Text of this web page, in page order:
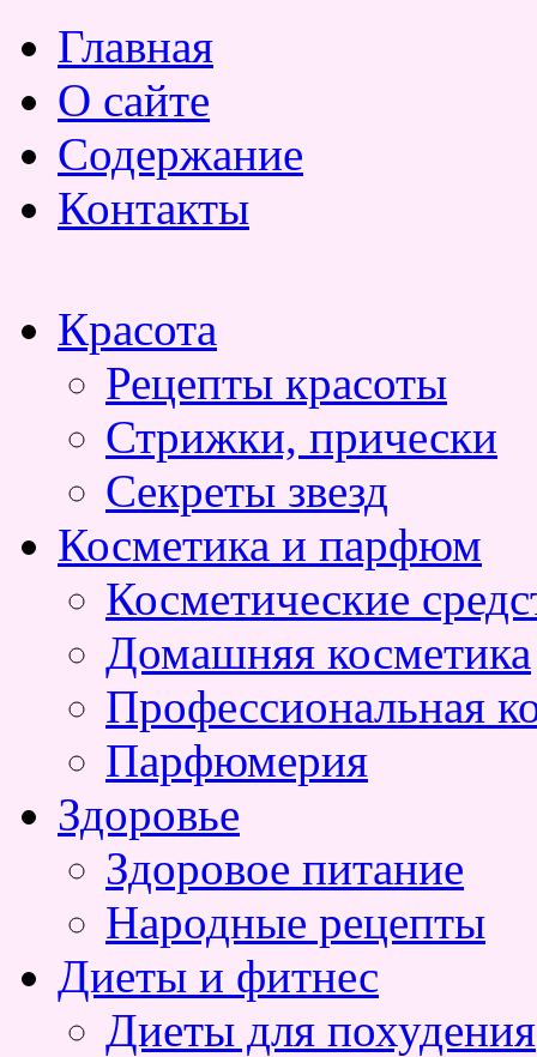
Главная
О сайте
Содержание
Контакты
Красота
Рецепты красоты
Стрижки, прически
Секреты звезд
Косметика и парфюм
Косметические
Домашняя косметика
Профессиональная
Парфюмерия
Здоровье
Здоровое питание
Народные рецепты
Диеты и фитнес
Диеты для похудения